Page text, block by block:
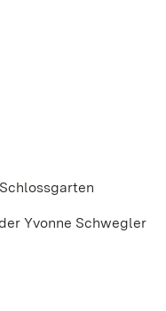
Yvonne Schwegler